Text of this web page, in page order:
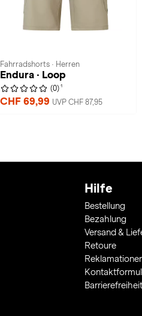
Fahrradshorts · Herren
Endura · Loop
(0) 1
CHF 69,99 UVP CHF 87,95
Hilfe
Bestellung
Bezahlung
Versand &
Retoure
Barrierefreiheit